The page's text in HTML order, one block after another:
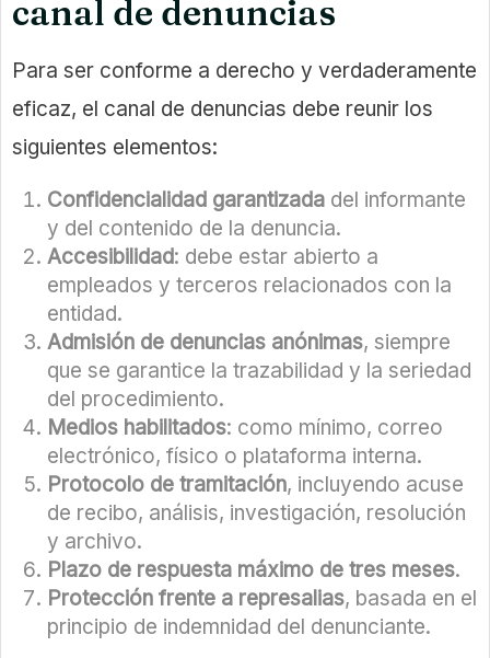
canal de denuncias
Para ser conforme a derecho y verdaderamente
eficaz, el canal de denuncias debe reunir los
siguientes elementos:
Confidencialidad garantizada del informante
y del contenido de la denuncia.
Accesibilidad: debe estar abierto a
empleados y terceros relacionados con la
entidad.
Admisión de denuncias anónimas, siempre
que se garantice la trazabilidad y la seriedad
del procedimiento.
Medios habilitados: como mínimo, correo
electrónico, físico o plataforma interna.
Protocolo de tramitación, incluyendo acuse
de recibo, análisis, investigación, resolución
y archivo.
Plazo de respuesta máximo de tres meses.
Protección frente a represalias, basada en el
principio de indemnidad del denunciante.